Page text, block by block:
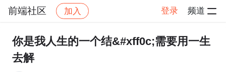
前端社区 加入 登录 频道
社区 前端社区 感慨 帖子详情
你是我人生的一个结&#xff0c;需要用一生
去解